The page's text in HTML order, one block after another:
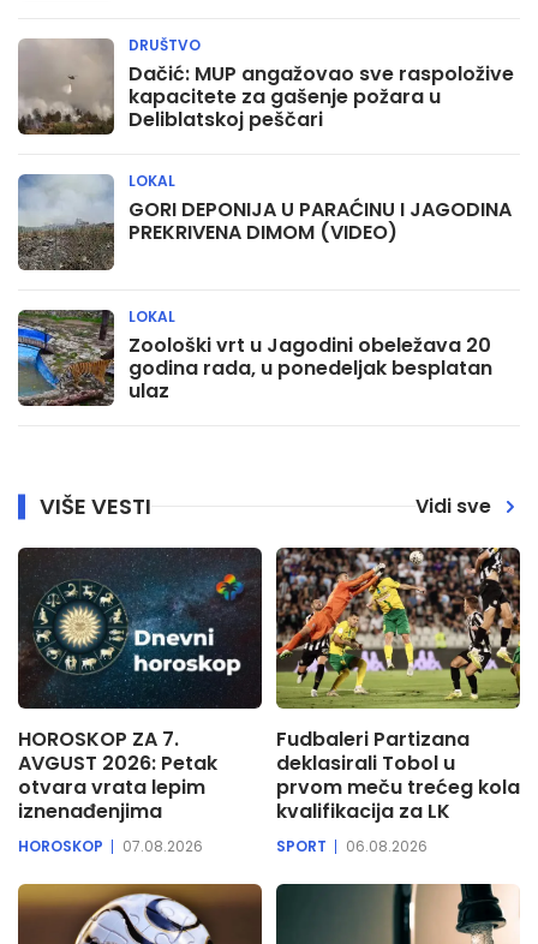
Dačić: MUP angažovao sve raspoložive
kapacitete za gašenje požara u
Deliblatskoj peščari
DRUŠTVO
GORI DEPONIJA U PARAĆINU I JAGODINA
PREKRIVENA DIMOM (VIDEO)
LOKAL
Zoološki vrt u Jagodini obeležava 20
godina rada, u ponedeljak besplatan
ulaz
LOKAL
VIŠE VESTI Vidi sve
HOROSKOP ZA 7.
AVGUST 2026: Petak
otvara vrata lepim
iznenađenjima
HOROSKOP 07.08.2026
Fudbaleri Partizana
deklasirali Tobol u
prvom meču trećeg kola
kvalifikacija za LK
SPORT 06.08.2026